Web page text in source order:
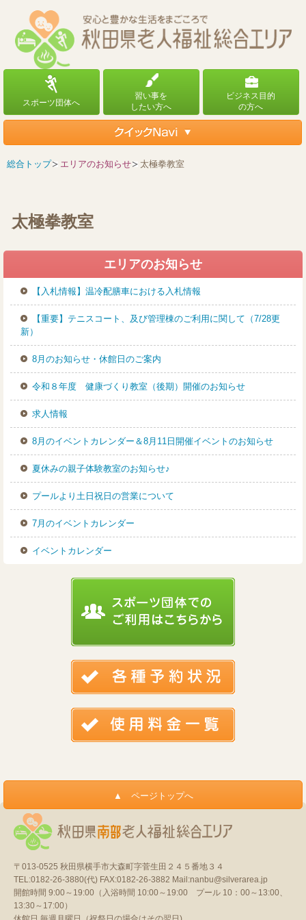
太極拳教室
総合トップ エリアのお知らせ 太極拳教室
エリアのお知らせ
【入札情報】温冷配膳車における入札情報
【重要】テニスコート、及び管理棟のご利用に関して（7/28更
新）
8月のお知らせ・休館日のご案内
令和８年度 健康づくり教室（後期）開催のお知らせ
求人情報
8月のイベントカレンダー＆8月11日開催イベントのお知らせ
夏休みの親子体験教室のお知らせ♪
プールより土日祝日の営業について
7月のイベントカレンダー
イベントカレンダー
〒013-0525 秋田県横手市大森町字菅生田２４５番地３４
TEL:0182-26-3880(代) FAX:0182-26-3882 Mail:nanbu@silverarea.jp
開館時間 9:00～19:00（入浴時間 10:00～19:00 プール 10：00～13:00、
13:30～17:00）